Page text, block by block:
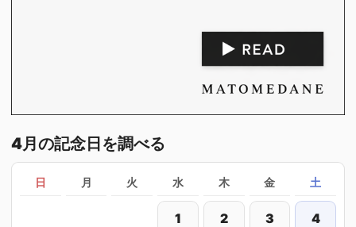
4月の記念日を調べる
日 月 火 水 木 金 土
1 2 3 4